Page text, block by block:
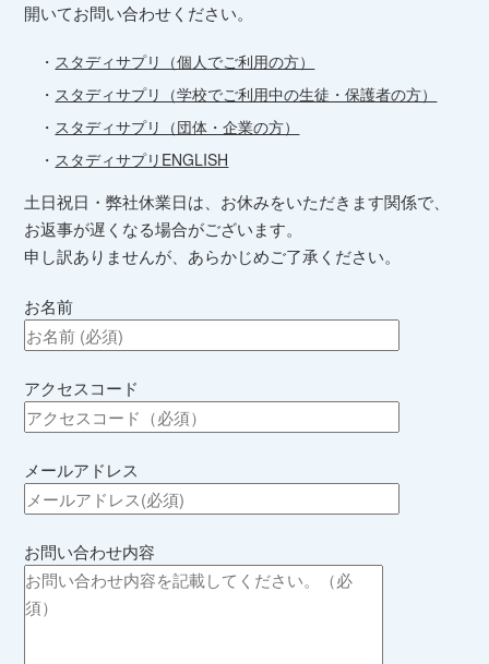
開いてお問い合わせください。
・ スタディサプリ（個人でご利用の方）
・ スタディサプリ（学校でご利用中の生徒・保護者の方）
・ スタディサプリ（団体・企業の方）
・ スタディサプリENGLISH
土日祝日・弊社休業日は、お休みをいただきます関係で、
お返事が遅くなる場合がございます。
申し訳ありませんが、あらかじめご了承ください。
お名前
アクセスコード
メールアドレス
お問い合わせ内容